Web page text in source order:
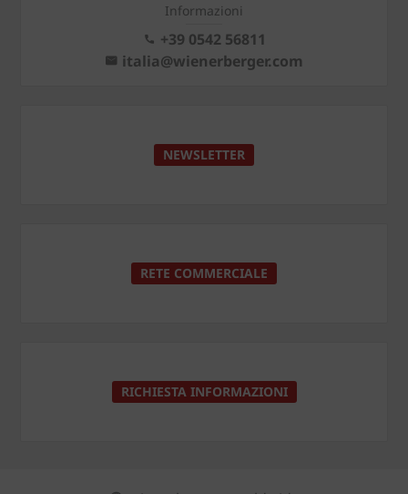
Informazioni
+39 0542 56811
italia@wienerberger.com
NEWSLETTER
RETE COMMERCIALE
RICHIESTA INFORMAZIONI